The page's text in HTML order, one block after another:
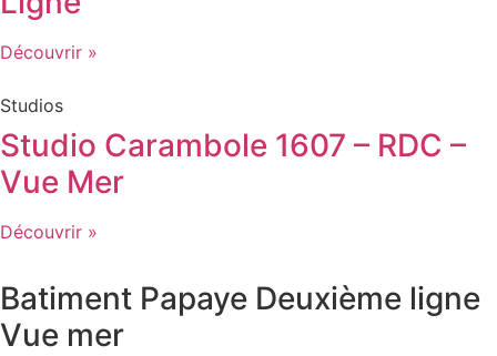
Découvrir »
Studios
Studio Carambole 1607 – RDC –
Vue Mer
Découvrir »
Batiment Papaye Deuxième ligne
Vue mer